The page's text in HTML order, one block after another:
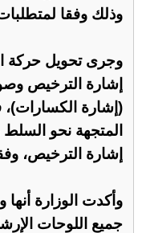
وذلك وفقا
وجرى تحويل حركة
إشارة الترخيص
(إشارة
المتجهة نحو
إشارة الترخيص،
وأكدت الوزارة
جميع اللوحات